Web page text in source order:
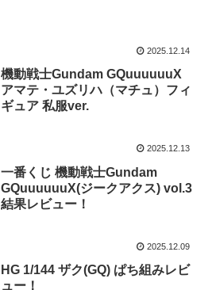
2025.12.14
機動戦士Gundam GQuuuuuuX
アマテ・ユズリハ（マチュ）フィ
ギュア 私服ver.
2025.12.13
一番くじ 機動戦士Gundam
GQuuuuuuX(ジークアクス) vol.3
結果レビュー！
2025.12.09
HG 1/144 ザク(GQ) ぱち組みレビ
ュー！